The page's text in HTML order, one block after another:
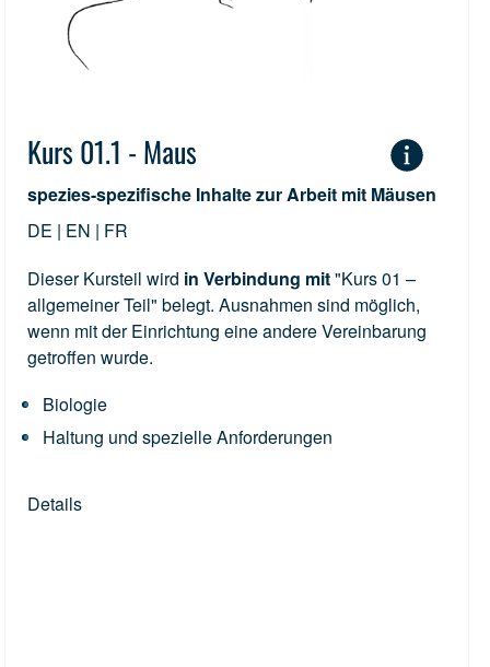
Kurs 01.1 - Maus
spezies-spezifische Inhalte zur Arbeit mit Mäusen
DE | EN | FR
Dieser Kursteil wird in Verbindung mit"Kurs 01 –
allgemeiner Teil" belegt. Ausnahmen sind möglich,
wenn mit der Einrichtung eine andere Vereinbarung
getroffen wurde.
Biologie
Haltung und spezielle Anforderungen
Details